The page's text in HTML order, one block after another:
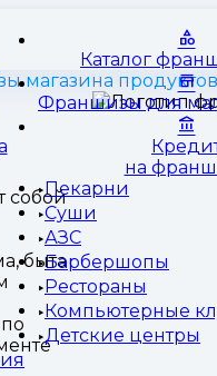
Каталог
Франшизы для
на
Пекарни
Суши
АЗС
Барбершопы
Рестораны
Компьютерные
Детские центры
магазина продуктов
собой
быта